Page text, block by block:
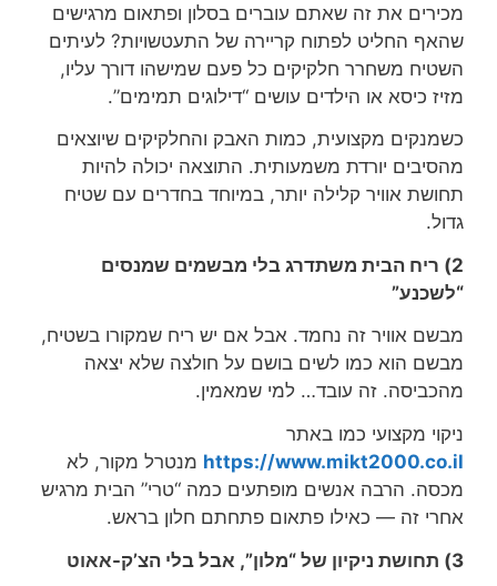
מכירים את זה שאתם עוברים בסלון ופתאום מרגישים
שהאף החליט לפתוח קריירה של התעטשויות? לעיתים
השטיח משחרר חלקיקים כל פעם שמישהו דורך עליו,
מזיז כיסא או הילדים עושים “דילוגים תמימים”.
כשמנקים מקצועית, כמות האבק והחלקיקים שיוצאים
מהסיבים יורדת משמעותית. התוצאה יכולה להיות
תחושת אוויר קלילה יותר, במיוחד בחדרים עם שטיח
גדול.
2) ריח הבית משתדרג בלי מבשמים שמנסים
“לשכנע”
מבשם אוויר זה נחמד. אבל אם יש ריח שמקורו בשטיח,
מבשם הוא כמו לשים בושם על חולצה שלא יצאה
מהכביסה. זה עובד… למי שמאמין.
ניקוי מקצועי כמו באתר
https://www.mikt2000.co.il מנטרל מקור, לא
מכסה. הרבה אנשים מופתעים כמה “טרי” הבית מרגיש
אחרי זה — כאילו פתאום פתחתם חלון בראש.
3) תחושת ניקיון של “מלון”, אבל בלי הצ’ק-אאוט